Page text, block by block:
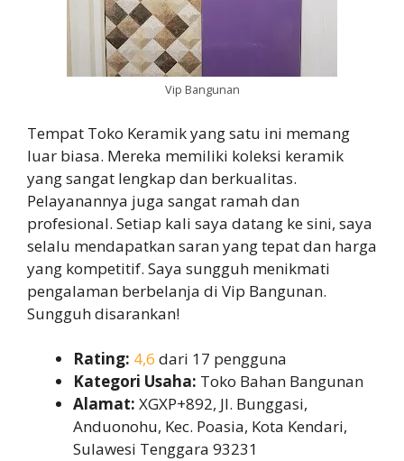
Vip Bangunan
Tempat Toko Keramik yang satu ini memang
luar biasa. Mereka memiliki koleksi keramik
yang sangat lengkap dan berkualitas.
Pelayanannya juga sangat ramah dan
profesional. Setiap kali saya datang ke sini, saya
selalu mendapatkan saran yang tepat dan harga
yang kompetitif. Saya sungguh menikmati
pengalaman berbelanja di Vip Bangunan.
Sungguh disarankan!
Rating: 4,6 dari 17 pengguna
Kategori Usaha: Toko Bahan Bangunan
Alamat: XGXP+892, Jl. Bunggasi,
Anduonohu, Kec. Poasia, Kota Kendari,
Sulawesi Tenggara 93231